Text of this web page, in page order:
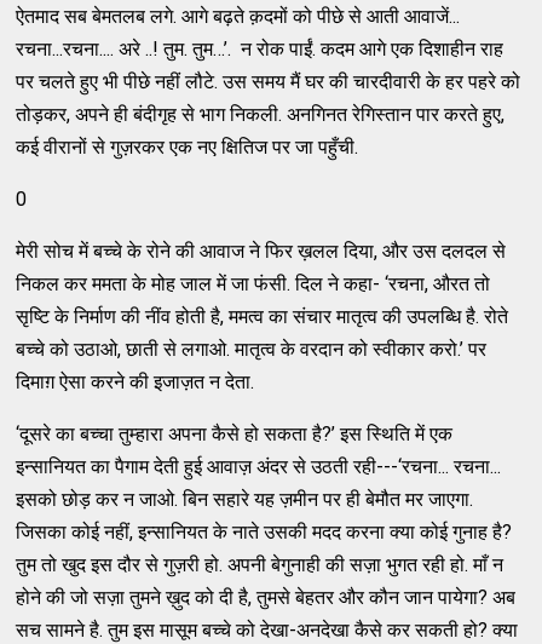
ऐतमाद सब बेमतलब लगे. आगे बढ़ते क़दमों को पीछे से आती आवाजें...
रचना...रचना.... अरे ..! तुम. तुम…’. न रोक पाईं. कदम आगे एक दिशाहीन राह
पर चलते हुए भी पीछे नहीं लौटे. उस समय मैं घर की चारदीवारी के हर पहरे को
तोड़कर, अपने ही बंदीगृह से भाग निकली. अनगिनत रेगिस्तान पार करते हुए,
कई वीरानों से गुज़रकर एक नए क्षितिज पर जा पहुँची.
0
मेरी सोच में बच्चे के रोने की आवाज ने फिर ख़लल दिया, और उस दलदल से
निकल कर ममता के मोह जाल में जा फंसी. दिल ने कहा- ‘रचना, औरत तो
सृष्टि के निर्माण की नींव होती है, ममत्व का संचार मातृत्व की उपलब्धि है. रोते
बच्चे को उठाओ, छाती से लगाओ. मातृत्व के वरदान को स्वीकार करो.’ पर
दिमाग़ ऐसा करने की इजाज़त न देता.
‘दूसरे का बच्चा तुम्हारा अपना कैसे हो सकता है?’ इस स्थिति में एक
इन्सानियत का पैगाम देती हुई आवाज़ अंदर से उठती रही---‘रचना... रचना...
इसको छोड़ कर न जाओ. बिन सहारे यह ज़मीन पर ही बेमौत मर जाएगा.
जिसका कोई नहीं, इन्सानियत के नाते उसकी मदद करना क्या कोई गुनाह है?
तुम तो खुद इस दौर से गुज़री हो. अपनी बेगुनाही की सज़ा भुगत रही हो. माँ न
होने की जो सज़ा तुमने ख़ुद को दी है, तुमसे बेहतर और कौन जान पायेगा? अब
सच सामने है. तुम इस मासूम बच्चे को देखा-अनदेखा कैसे कर सकती हो? क्या